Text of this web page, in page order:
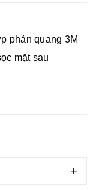
phản quang 3M
mặt sau
+